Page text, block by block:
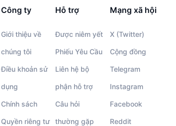
Công ty
Giới thiệu về
chúng tôi
Điều khoản sử
dụng
Chính sách
Quyền riêng tư
Hỗ trợ
Được niêm yết
Phiếu Yêu Cầu
Liên hệ bộ
phận hỗ trợ
Câu hỏi
thường gặp
Mạng xã hội
X (Twitter)
Cộng đồng
Telegram
Instagram
Facebook
Reddit